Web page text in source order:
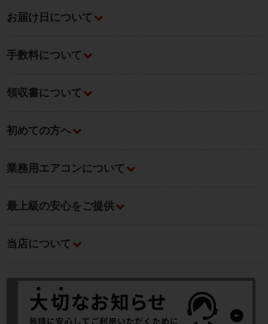
お届け日について
手数料について
領収書について
初めての方へ
業務用エアコンについて
最上級の安心をご提供
当店について